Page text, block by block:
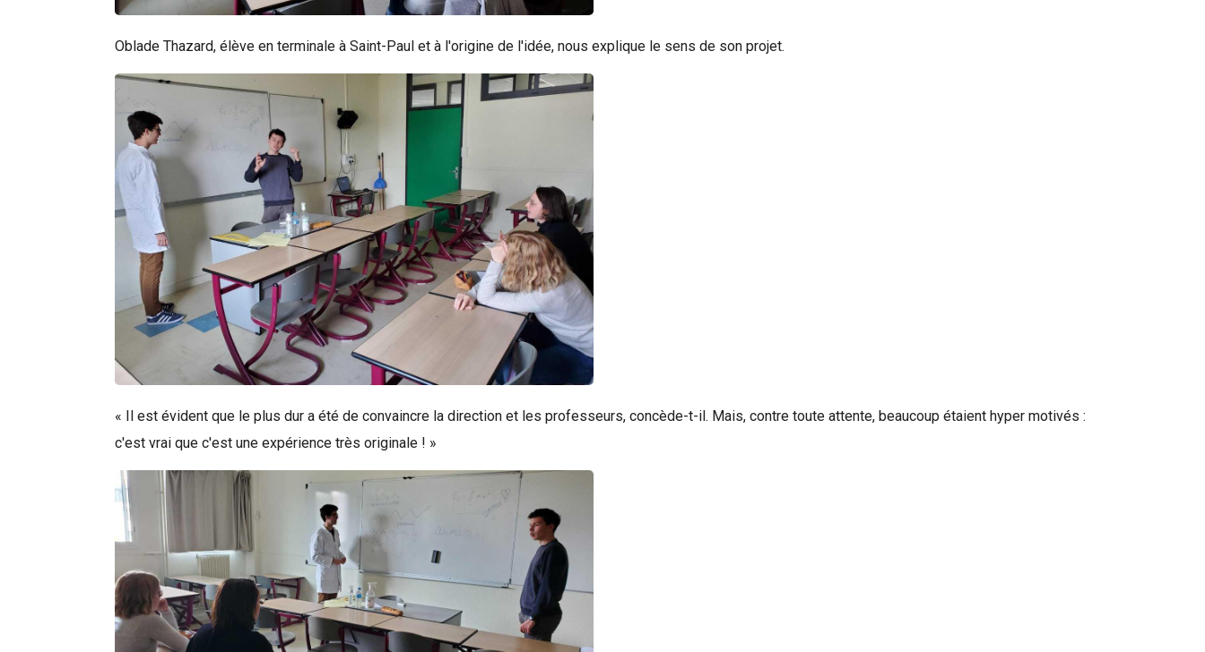
Oblade Thazard, élève en terminale à Saint-Paul et à l'origine de l'idée, nous explique le sens de son projet.
« Il est évident que le plus dur a été de convaincre la direction et les professeurs, concède-t-il. Mais, contre toute attente, beaucoup étaient hyper motivés :
c'est vrai que c'est une expérience très originale ! »